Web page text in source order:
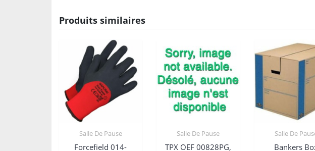
Produits similaires
Salle De Pause
Forcefield 014-
Salle De Pause
TPX OEF 00828PG,
Salle De
Bankers